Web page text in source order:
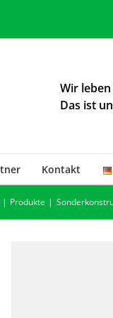
Wir
Das ist
Kontakt
Produkte